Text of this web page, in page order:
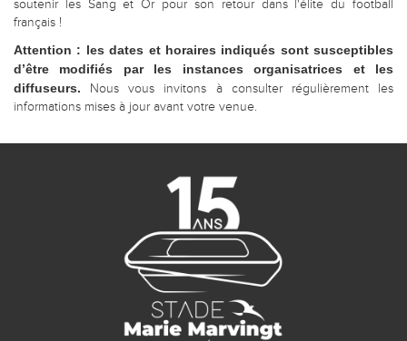
soutenir les Sang et Or pour son retour dans l'élite du football
français !
Attention : les dates et horaires indiqués sont susceptibles
d’être modifiés par les instances organisatrices et les
diffuseurs. Nous vous invitons à consulter régulièrement les
informations mises à jour avant votre venue.